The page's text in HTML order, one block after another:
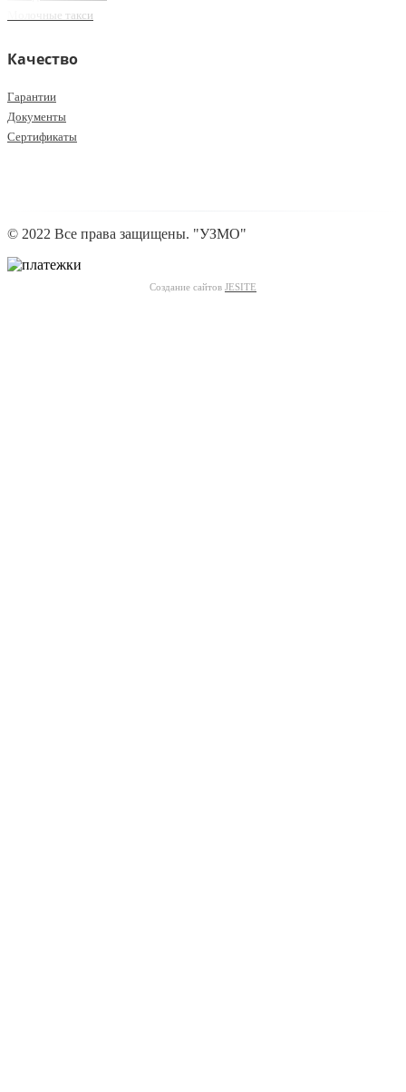
Молочные такси
Качество
Гарантии
Документы
Сертификаты
© 2022 Все права защищены. "УЗМО"
Создание сайтов JESITE